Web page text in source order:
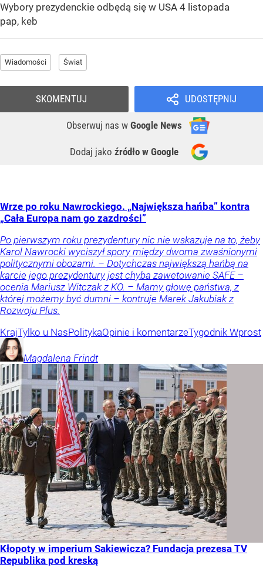
Wybory prezydenckie odbędą się w USA 4 listopada
pap, keb
Wiadomości Świat
UDOSTĘPNIJ
Obserwuj nas w Google News
Dodaj jako źródło w Google
SKOMENTUJ
Wrze po roku Nawrockiego. „Największa hańba” kontra
„Cała Europa nam go zazdrości”
Po pierwszym roku prezydentury nic nie wskazuje na to, żeby
Karol Nawrocki wyciszył spory między dwoma zwaśnionymi
politycznymi obozami. – Dotychczas największą hańbą na
karcie jego prezydentury jest chyba zawetowanie SAFE –
ocenia Mariusz Witczak z KO. – Mamy głowę państwa, z
której możemy być dumni – kontruje Marek Jakubiak z
Rozwoju Plus.
KrajTylko u NasPolitykaOpinie i komentarzeTygodnik Wprost
Magdalena Frindt
Kłopoty w imperium Sakiewicza? Fundacja prezesa TV
Republika pod kreską